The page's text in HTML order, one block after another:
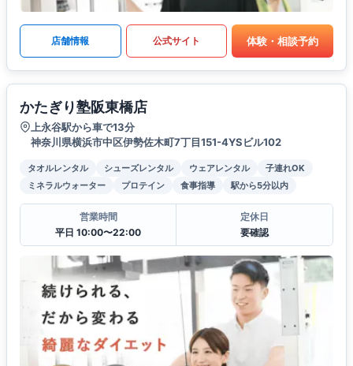
店舗情報 公式サイト 体験・相談予約
かたぎり塾阪東橋店
上永谷駅から車で13分
神奈川県横浜市中区伊勢佐木町7丁目151-4YSビル102
タオルレンタル シューズレンタル ウェアレンタル
子連れOK
ミネラルウォーター
プロテイン 食事指導 駅から5分以内
営業時間
平日 10:00〜22:00
定休日
要確認